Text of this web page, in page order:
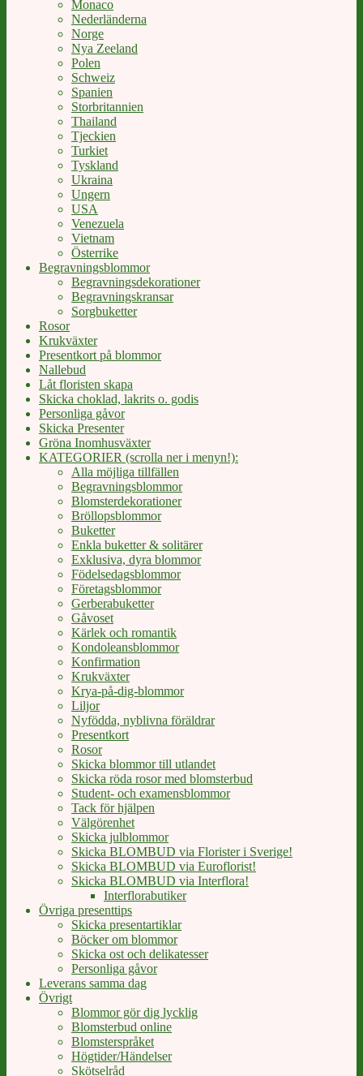
Monaco
Nederländerna
Norge
Nya Zeeland
Polen
Schweiz
Spanien
Storbritannien
Thailand
Tjeckien
Turkiet
Tyskland
Ukraina
Ungern
USA
Venezuela
Vietnam
Österrike
Begravningsblommor
Begravningsdekorationer
Begravningskransar
Sorgbuketter
Rosor
Krukväxter
Presentkort på blommor
Nallebud
Låt floristen skapa
Skicka choklad, lakrits o. godis
Personliga gåvor
Skicka Presenter
Gröna Inomhusväxter
KATEGORIER (scrolla ner i menyn!):
Alla möjliga tillfällen
Begravningsblommor
Blomsterdekorationer
Bröllopsblommor
Buketter
Enkla buketter & solitärer
Exklusiva, dyra blommor
Födelsedagsblommor
Företagsblommor
Gerberabuketter
Gåvoset
Kärlek och romantik
Kondoleansblommor
Konfirmation
Krukväxter
Krya-på-dig-blommor
Liljor
Nyfödda, nyblivna föräldrar
Presentkort
Rosor
Skicka blommor till utlandet
Skicka röda rosor med blomsterbud
Student- och examensblommor
Tack för hjälpen
Välgörenhet
Skicka julblommor
Skicka BLOMBUD via Florister i Sverige!
Skicka BLOMBUD via Euroflorist!
Skicka BLOMBUD via Interflora!
Interflorabutiker
Övriga presenttips
Skicka presentartiklar
Böcker om blommor
Skicka ost och delikatesser
Personliga gåvor
Leverans samma dag
Övrigt
Blommor gör dig lycklig
Blomsterbud online
Blomsterspråket
Högtider/Händelser
Skötselråd